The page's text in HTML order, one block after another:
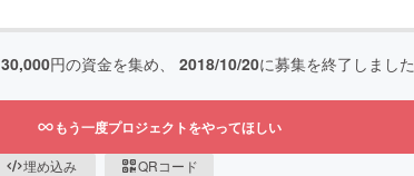
30,000円の資金を集め、 2018/10/20に募集を終了しました
もう一度プロジェクトをやってほしい
埋め込み QRコード